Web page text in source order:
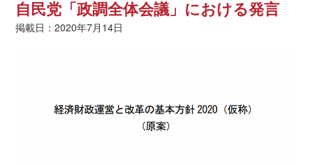
自民党「政調全体会議」における発言
掲載日：2020年7月14日